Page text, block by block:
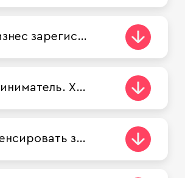
У меня бизнес зарегистрирован в Московской области/другом регионе, но я москвич, мне полагаются все меры поддержки бизнеса?
Я предприниматель. Хочу воспользоваться поддержкой Правительства Москвы. Как узнать, что у вас есть, с чего начать?
Как компенсировать затраты на образование сотрудников? Субсидия выдается на уже понесенные расходы или возможно компенсировать будущие затраты при наличии договора на оказание образовательных услуг?